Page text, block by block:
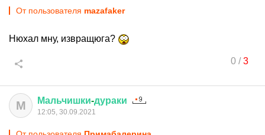
От пользователя mazafaker
Нюхал мну, извращюга?
0/3
М Мальчишки-дураки
12:05, 30.09.2021